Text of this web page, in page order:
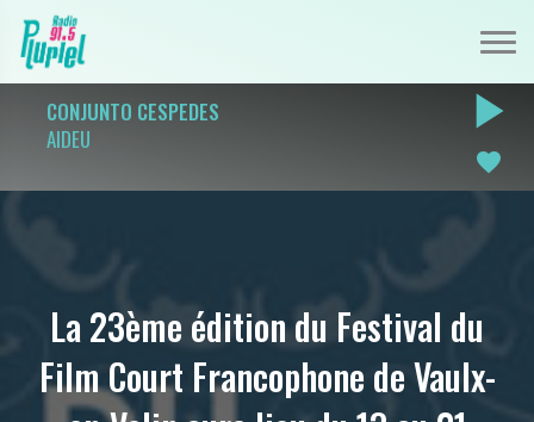
CONJUNTO CESPEDES
AIDEU
play_arrow
favorite
La 23ème édition du Festival du
Film Court Francophone de Vaulx-